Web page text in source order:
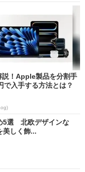
説！Apple製品を分割手
で入手する方法とは？
5選 北欧デザインな
美しく飾...